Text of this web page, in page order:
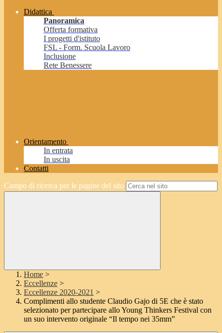
Didattica
Panoramica
Offerta formativa
I progetti d'istituto
FSL - Form. Scuola Lavoro
Inclusione
Rete Benessere
Orientamento
In entrata
In uscita
Contatti
Campo di ricerca per le pagine del sito
Home >
Eccellenze >
Eccellenze 2020-2021 >
Complimenti allo studente Claudio Gajo di 5E che è stato
selezionato per partecipare allo Young Thinkers Festival con
un suo intervento originale “Il tempo nei 35mm”